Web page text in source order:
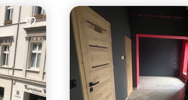
Dodaj do ulubionych